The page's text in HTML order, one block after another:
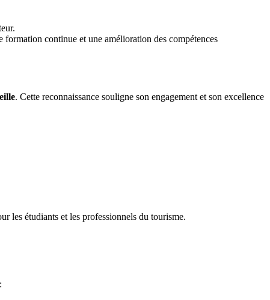
formation continue et une amélioration des compétences
. Cette reconnaissance souligne son engagement et son excellence
les étudiants et les professionnels du tourisme.